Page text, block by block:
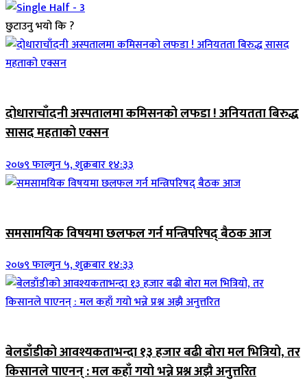
छुटाउनु भयो कि ?
दोधाराचाँदनी अस्पतालमा कमिसनको लफडा ! अनियतता बिरुद्ध
सासद महताको एक्सन
२०७९ फाल्गुन ५, शुक्रबार १४:३३
समसामयिक विषयमा छलफल गर्न मन्त्रिपरिषद् बैठक आज
२०७९ फाल्गुन ५, शुक्रबार १४:३३
बेलडाँडीको आवश्यकताभन्दा १३ हजार बढी बोरा मल भित्रियो, तर
किसानले पाएनन् : मल कहाँ गयो भन्ने प्रश्न अझै अनुत्तरित